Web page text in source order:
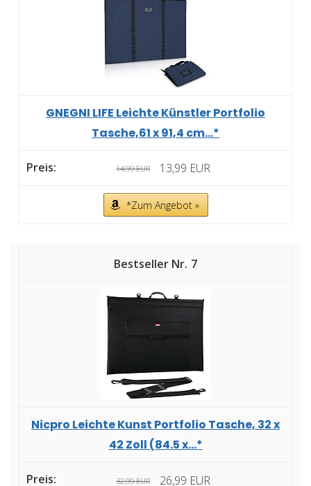
GNEGNI LIFE Leichte Künstler Portfolio
Tasche,61 x 91,4 cm...*
14,99 EUR 13,99 EUR
*Zum Angebot »
7
Nicpro Leichte Kunst Portfolio Tasche, 32 x
42 Zoll (84.5 x...*
32,99 EUR 26,99 EUR